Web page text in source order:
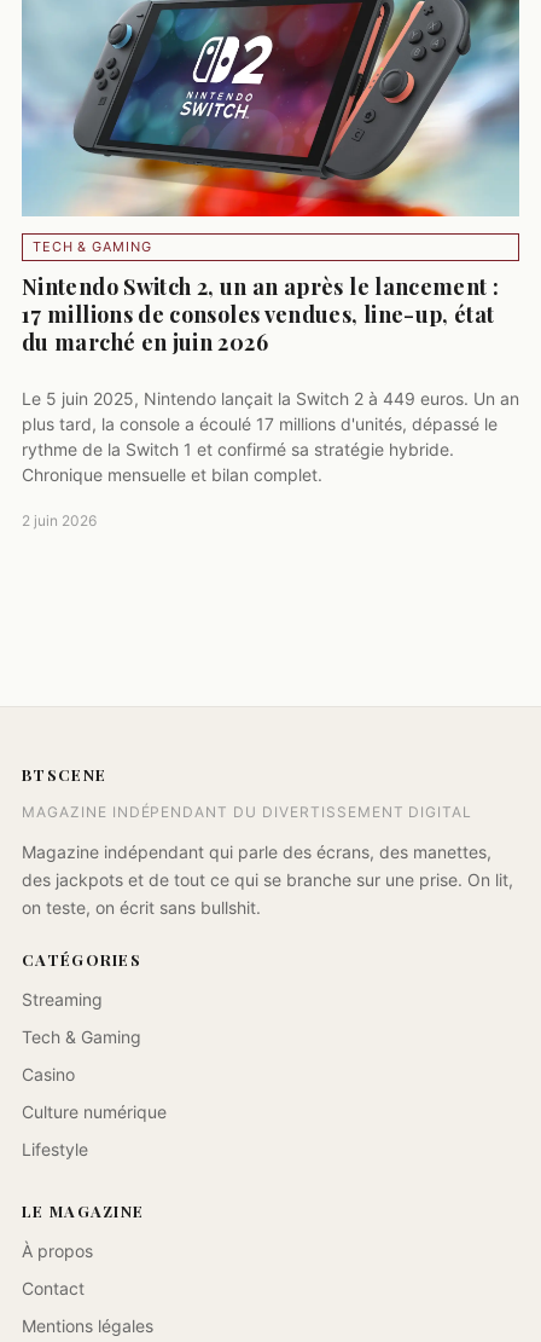
TECH & GAMING
Nintendo Switch 2, un an après le lancement :
17 millions de consoles vendues, line-up, état
du marché en juin 2026
Le 5 juin 2025, Nintendo lançait la Switch 2 à 449 euros. Un an
plus tard, la console a écoulé 17 millions d'unités, dépassé le
rythme de la Switch 1 et confirmé sa stratégie hybride.
Chronique mensuelle et bilan complet.
2 juin 2026
BTSCENE
MAGAZINE INDÉPENDANT DU DIVERTISSEMENT DIGITAL
Magazine indépendant qui parle des écrans, des manettes,
des jackpots et de tout ce qui se branche sur une prise. On lit,
on teste, on écrit sans bullshit.
CATÉGORIES
Streaming
Tech & Gaming
Casino
Culture numérique
Lifestyle
LE MAGAZINE
À propos
Contact
Mentions légales